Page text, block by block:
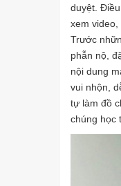
duyệt.
xem video,
Trước
phẫn nộ,
nội dung
vui nhộn,
tự làm đồ
chúng học